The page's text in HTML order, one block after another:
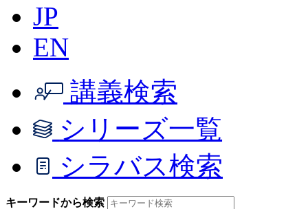
JP
EN
講義検索
シリーズ一覧
シラバス検索
キーワードから検索